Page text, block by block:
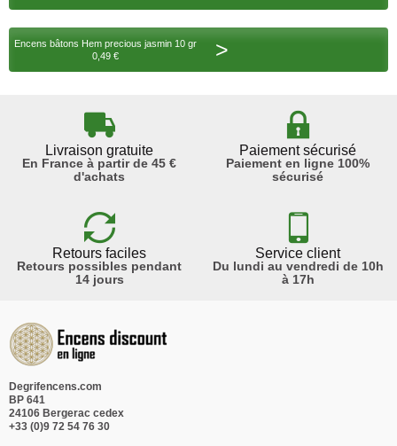
Encens bâtons Hem precious jasmin 10 gr
0,49 €
>
Livraison gratuite
En France à partir de 45 €
d'achats
Paiement sécurisé
Paiement en ligne 100%
sécurisé
Retours faciles
Retours possibles pendant
14 jours
Service client
Du lundi au vendredi de 10h
à 17h
Degrifencens.com
BP 641
24106 Bergerac cedex
+33 (0)9 72 54 76 30